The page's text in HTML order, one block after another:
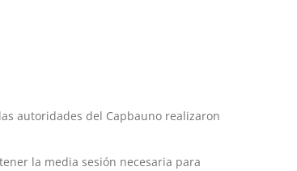
autoridades del Capbauno realizaron
la media sesión necesaria para